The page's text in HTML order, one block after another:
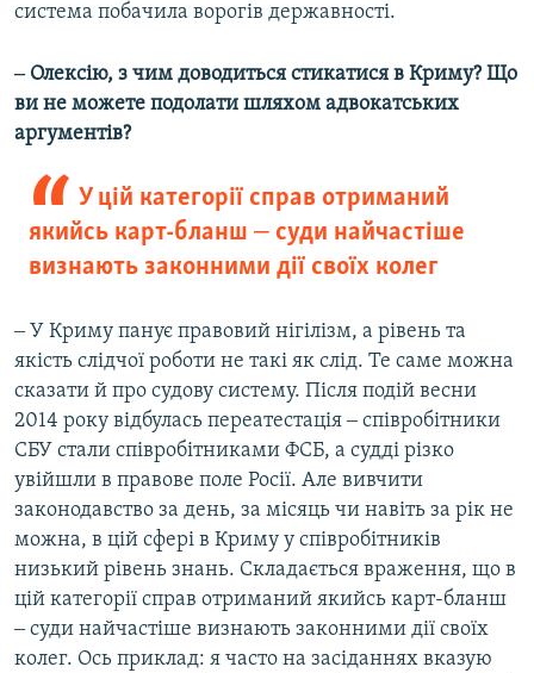
система побачила ворогів державності.
‒ Олексію, з чим доводиться стикатися в Криму? Що
ви не можете подолати шляхом адвокатських
аргументів?
У цій категорії справ отриманий
якийсь карт-бланш ‒ суди найчастіше
визнають законними дії своїх колег
‒ У Криму панує правовий нігілізм, а рівень та
якість слідчої роботи не такі як слід. Те саме можна
сказати й про судову систему. Після подій весни
2014 року відбулась переатестація ‒ співробітники
СБУ стали співробітниками ФСБ, а судді різко
увійшли в правове поле Росії. Але вивчити
законодавство за день, за місяць чи навіть за рік не
можна, в цій сфері в Криму у співробітників
низький рівень знань. Складається враження, що в
цій категорії справ отриманий якийсь карт-бланш
‒ суди найчастіше визнають законними дії своїх
колег. Ось приклад: я часто на засіданнях вказую